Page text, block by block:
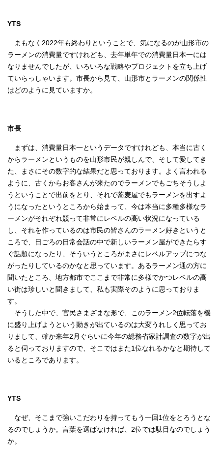
YTS
まもなく2022年も終わりということで、気になるのが山形市の
ラーメンの消費量ですけれども、去年単年での消費量日本一には
なりませんでしたが、いろいろな戦略やプロジェクトを立ち上げ
ていらっしゃいます。市長から見て、山形市とラーメンの関係性
はどのように見ていますか。
市長
まずは、消費量日本一というデータですけれども、本当に古く
からラーメンというものを山形市民が親しんで、そして愛してき
た、まさにその数字的な結果だと思っております。よく言われる
ように、古くからお客さんが来たのでラーメンでもごちそうしよ
うということで出前をとり、それで蕎麦屋でもラーメンを出すよ
うになったというところから始まって、今は本当に多種多様なラ
ーメンがそれぞれ競って非常にレベルの高い状況になっている
し、それを作っているのは市民の皆さんのラーメン好きというと
ころで、日ごろの日常会話の中で新しいラーメン屋ができたらす
ぐ話題になったり、そういうところがまさにレベルアップにつな
がったりしているのかなと思っています。あるラーメン通の方に
聞いたところ、地方都市でここまで非常に多様でかつレベルの高
い街は珍しいと聞きまして、私も実際そのように思っておりま
す。
そうした中で、官民さまざまな形で、このラーメン2位転落を機
に盛り上げようという動きが出ているのは大変うれしく思ってお
りまして、確か来年2月ぐらいに今年の総務省家計調査の数字が出
ると伺っておりますので、そこではまた1位なれるかなと期待して
いるところであります。
YTS
なぜ、そこまで強いこだわりを持ってもう一回1位をとろうとな
るのでしょうか。言葉を選ばなければ、2位では駄目なのでしょう
か。